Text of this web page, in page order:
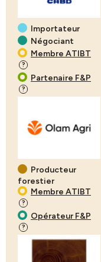
Importateur
Négociant
Membre ATIBT
?
Partenaire F&P
?
Producteur
forestier
Membre ATIBT
?
Opérateur F&P
?